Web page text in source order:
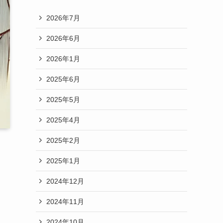
2026年7月
2026年6月
2026年1月
2025年6月
2025年5月
2025年4月
2025年2月
2025年1月
2024年12月
2024年11月